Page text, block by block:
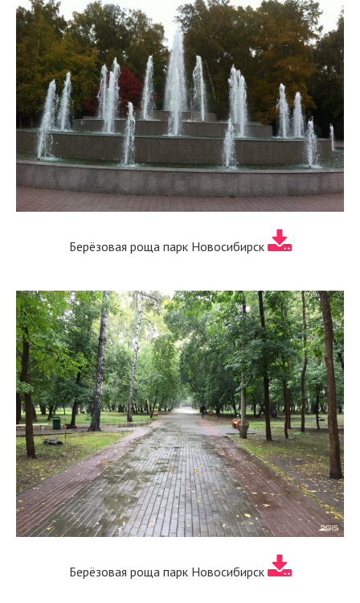
Берёзовая роща парк Новосибирск
Берёзовая роща парк Новосибирск